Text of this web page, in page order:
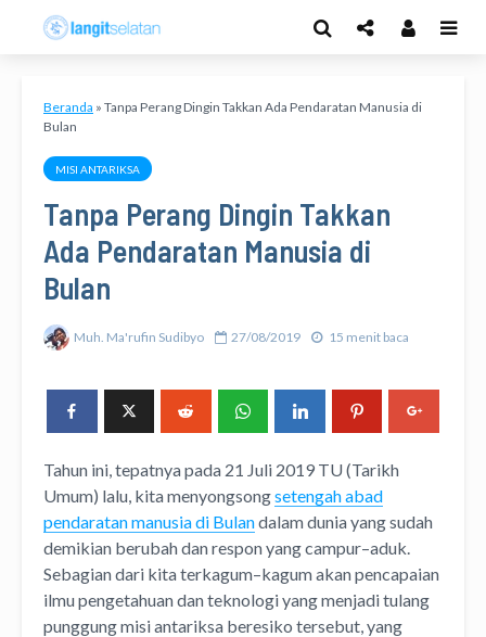
Beranda » Tanpa Perang Dingin Takkan Ada Pendaratan Manusia di
Bulan
MISI ANTARIKSA
Tanpa Perang Dingin Takkan
Ada Pendaratan Manusia di
Bulan
Muh. Ma'rufin Sudibyo 27/08/2019 15 menit baca
Tahun ini, tepatnya pada 21 Juli 2019 TU (Tarikh
Umum) lalu, kita menyongsongsetengah abad
pendaratan manusia di Bulandalam dunia yang sudah
demikian berubah dan respon yang campur–aduk.
Sebagian dari kita terkagum–kagum akan pencapaian
ilmu pengetahuan dan teknologi yang menjadi tulang
punggung misi antariksa beresiko tersebut, yang